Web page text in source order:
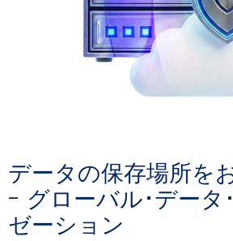
データの保存場所を
- グローバル･データ
ゼーション